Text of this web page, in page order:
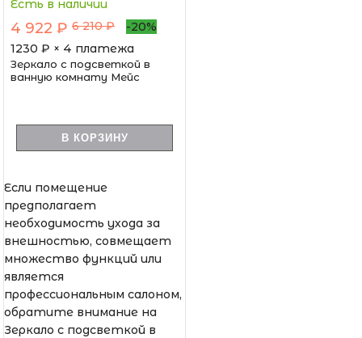
Есть в наличии
4 922 ₽ 6 210 ₽
-20%
1230 ₽ × 4 платежа
Зеркало с подсветкой в
ванную комнату Мейс
В КОРЗИНУ
Если помещение
предполагает
необходимость ухода за
внешностью, совмещает
множество функций или
является
профессиональным салоном,
обратите внимание на
Зеркало с подсветкой в